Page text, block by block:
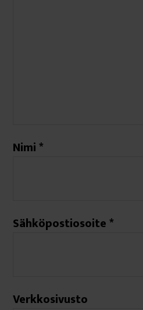
Nimi*
Sähköpostiosoite*
Verkkosivusto